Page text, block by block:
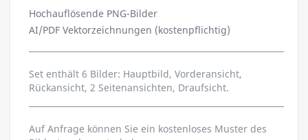
Hochauflösende PNG-Bilder
AI/PDF Vektorzeichnungen (kostenpflichtig)
Set enthält 6 Bilder: Hauptbild, Vorderansicht,
Rückansicht, 2 Seitenansichten, Draufsicht.
Auf Anfrage können Sie ein kostenloses Muster des